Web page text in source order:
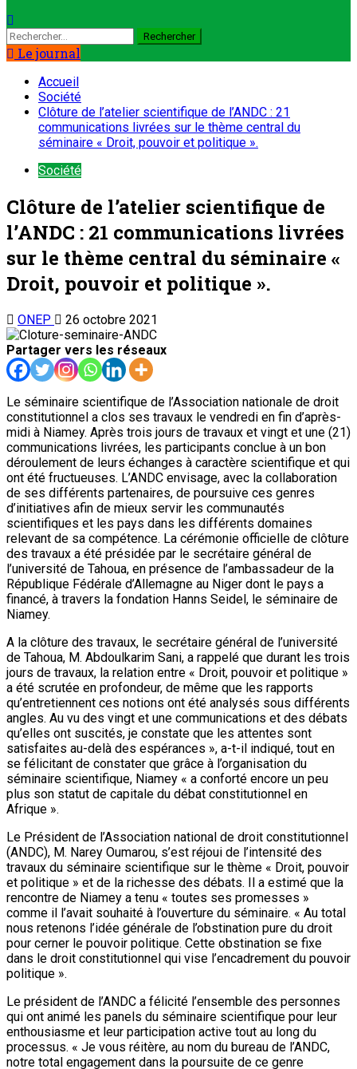
Le journal
Accueil
Société
Clôture de l’atelier scientifique de l’ANDC : 21
communications livrées sur le thème central du
séminaire « Droit, pouvoir et politique ».
Société
Clôture de l’atelier scientifique de
l’ANDC : 21 communications livrées
sur le thème central du séminaire «
Droit, pouvoir et politique ».
ONEP
26 octobre 2021
Partager vers les réseaux
Le séminaire scientifique de l’Association nationale de droit
constitutionnel a clos ses travaux le vendredi en fin d’après-
midi à Niamey. Après trois jours de travaux et vingt et une (21)
communications livrées, les participants conclue à un bon
déroulement de leurs échanges à caractère scientifique et qui
ont été fructueuses. L’ANDC envisage, avec la collaboration
de ses différents partenaires, de poursuive ces genres
d’initiatives afin de mieux servir les communautés
scientifiques et les pays dans les différents domaines
relevant de sa compétence. La cérémonie officielle de clôture
des travaux a été présidée par le secrétaire général de
l’université de Tahoua, en présence de l’ambassadeur de la
République Fédérale d’Allemagne au Niger dont le pays a
financé, à travers la fondation Hanns Seidel, le séminaire de
Niamey.
A la clôture des travaux, le secrétaire général de l’université
de Tahoua, M. Abdoulkarim Sani, a rappelé que durant les trois
jours de travaux, la relation entre « Droit, pouvoir et politique »
a été scrutée en profondeur, de même que les rapports
qu’entretiennent ces notions ont été analysés sous différents
angles. Au vu des vingt et une communications et des débats
qu’elles ont suscités, je constate que les attentes sont
satisfaites au-delà des espérances », a-t-il indiqué, tout en
se félicitant de constater que grâce à l’organisation du
séminaire scientifique, Niamey « a conforté encore un peu
plus son statut de capitale du débat constitutionnel en
Afrique ».
Le Président de l’Association national de droit constitutionnel
(ANDC), M. Narey Oumarou, s’est réjoui de l’intensité des
travaux du séminaire scientifique sur le thème « Droit, pouvoir
et politique » et de la richesse des débats. Il a estimé que la
rencontre de Niamey a tenu « toutes ses promesses »
comme il l’avait souhaité à l’ouverture du séminaire. « Au total
nous retenons l’idée générale de l’obstination pure du droit
pour cerner le pouvoir politique. Cette obstination se fixe
dans le droit constitutionnel qui vise l’encadrement du pouvoir
politique ».
Le président de l’ANDC a félicité l’ensemble des personnes
qui ont animé les panels du séminaire scientifique pour leur
enthousiasme et leur participation active tout au long du
processus. « Je vous réitère, au nom du bureau de l’ANDC,
notre total engagement dans la poursuite de ce genre